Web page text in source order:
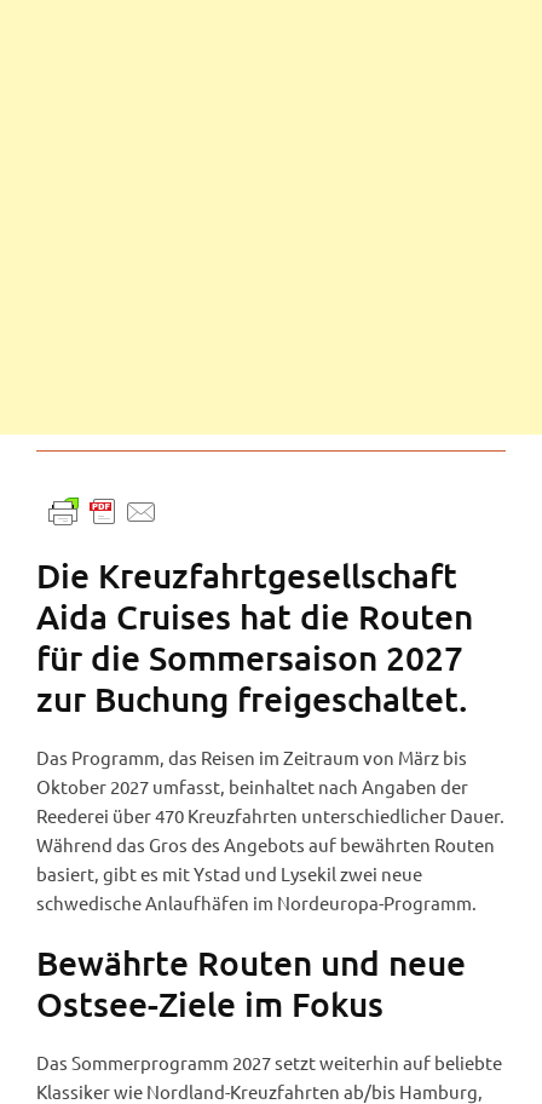
Die Kreuzfahrtgesellschaft
Aida Cruises hat die Routen
für die Sommersaison 2027
zur Buchung freigeschaltet.
Das Programm, das Reisen im Zeitraum von März bis
Oktober 2027 umfasst, beinhaltet nach Angaben der
Reederei über 470 Kreuzfahrten unterschiedlicher Dauer.
Während das Gros des Angebots auf bewährten Routen
basiert, gibt es mit Ystad und Lysekil zwei neue
schwedische Anlaufhäfen im Nordeuropa-Programm.
Bewährte Routen und neue
Ostsee-Ziele im Fokus
Das Sommerprogramm 2027 setzt weiterhin auf beliebte
Klassiker wie Nordland-Kreuzfahrten ab/bis Hamburg,